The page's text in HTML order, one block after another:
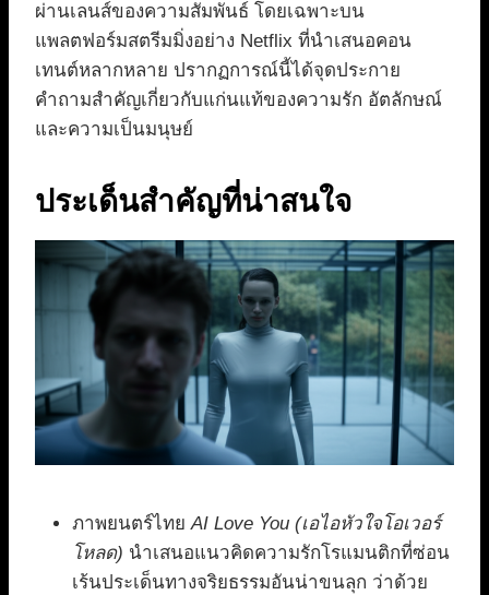
ผ่านเลนส์ของความสัมพันธ์ โดยเฉพาะบน
แพลตฟอร์มสตรีมมิ่งอย่าง Netflix ที่นำเสนอคอน
เทนต์หลากหลาย ปรากฏการณ์นี้ได้จุดประกาย
คำถามสำคัญเกี่ยวกับแก่นแท้ของความรัก อัตลักษณ์
และความเป็นมนุษย์
ประเด็นสำคัญที่น่าสนใจ
ภาพยนตร์ไทยAI Love You (เอไอหัวใจโอเวอร์
โหลด) นำเสนอแนวคิดความรักโรแมนติกที่ซ่อน
เร้นประเด็นทางจริยธรรมอันน่าขนลุก ว่าด้วย